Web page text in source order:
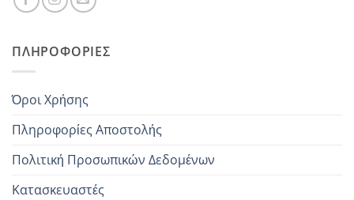
ΠΛΗΡΟΦΟΡΊΕΣ
Όροι Χρήσης
Πληροφορίες Αποστολής
Πολιτική Προσωπικών Δεδομένων
Κατασκευαστές